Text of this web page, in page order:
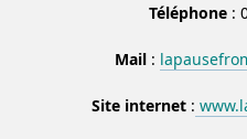
Téléphone:
Mail:
Site internet: